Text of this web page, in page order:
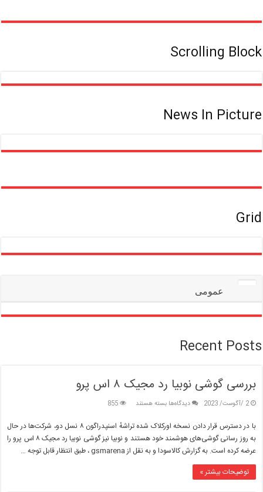
Scrolling Block
News In Picture
Grid
عمومی
Recent Posts
بررسی گوشی نوبیا رد مجیک ۸ اس پرو
2 /آگوست/ 2023 دیدگاه‌هابرای
گوشی
نوبیا
رد
مجیک
بسته هستند 855
با در دسترس قرار دادن نسخه اورکلاک شده تراشهٔ اسنپدراگون ۸ نسل دو، شرکت‌ها در حال
به روز رسانی گوشی‌های هوشمند خود هستند و نوبیا نیز گوشی نوبیا رد مجیک ۸ اس پرو را
عرضه کرده است. به گزارش کالاسودا و به نقل از gsmarena ، طبق انتظار قابل توجه …
توضیحات بیشتر »